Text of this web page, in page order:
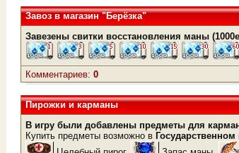
Завоз в магазин "Берёзка"
Завезены свитки восстановления маны
Комментариев:0
Пирожки и карманы
В игру были добавлены предметы для
Купить предметы возможно в Государственном